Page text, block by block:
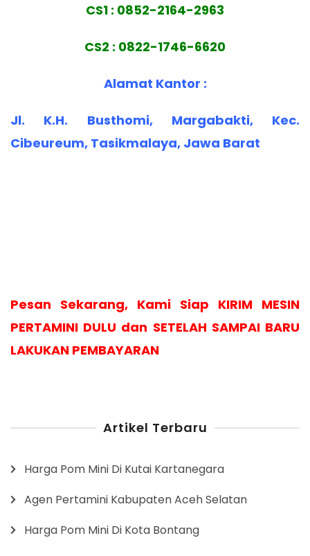
CS1 : 0852-2164-2963
CS2 : 0822-1746-6620
Alamat Kantor :
Jl. K.H. Busthomi, Margabakti, Kec.
Cibeureum, Tasikmalaya, Jawa Barat
Pesan Sekarang, Kami Siap KIRIM MESIN
PERTAMINI DULU dan SETELAH SAMPAI BARU
LAKUKAN PEMBAYARAN
Artikel Terbaru
Harga Pom Mini Di Kutai Kartanegara
Agen Pertamini Kabupaten Aceh Selatan
Harga Pom Mini Di Kota Bontang